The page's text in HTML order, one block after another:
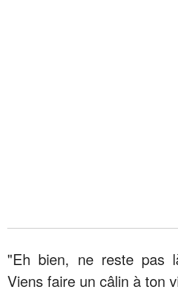
"Eh bien, ne reste pas
Viens faire un câlin à ton